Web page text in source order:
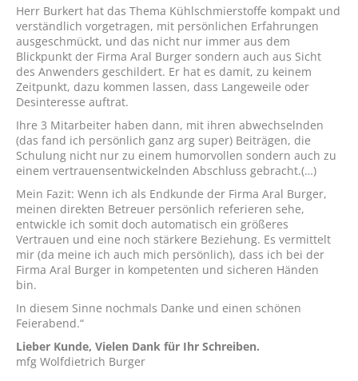
Herr Burkert hat das Thema Kühlschmierstoffe kompakt und
verständlich vorgetragen, mit persönlichen Erfahrungen
ausgeschmückt, und das nicht nur immer aus dem
Blickpunkt der Firma Aral Burger sondern auch aus Sicht
des Anwenders geschildert. Er hat es damit, zu keinem
Zeitpunkt, dazu kommen lassen, dass Langeweile oder
Desinteresse auftrat.
Ihre 3 Mitarbeiter haben dann, mit ihren abwechselnden
(das fand ich persönlich ganz arg super) Beiträgen, die
Schulung nicht nur zu einem humorvollen sondern auch zu
einem vertrauensentwickelnden Abschluss gebracht.(…)
Mein Fazit: Wenn ich als Endkunde der Firma Aral Burger,
meinen direkten Betreuer persönlich referieren sehe,
entwickle ich somit doch automatisch ein größeres
Vertrauen und eine noch stärkere Beziehung. Es vermittelt
mir (da meine ich auch mich persönlich), dass ich bei der
Firma Aral Burger in kompetenten und sicheren Händen
bin.
In diesem Sinne nochmals Danke und einen schönen
Feierabend.“
Lieber Kunde, Vielen Dank für Ihr Schreiben.
mfg Wolfdietrich Burger